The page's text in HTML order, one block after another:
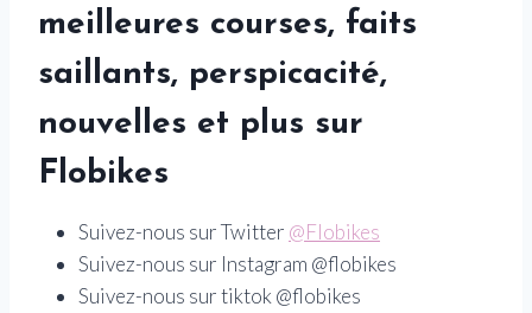
meilleures courses, faits
saillants, perspicacité,
nouvelles et plus sur
Flobikes
Suivez-nous sur Twitter @Flobikes
Suivez-nous sur Instagram @flobikes
Suivez-nous sur tiktok @flobikes